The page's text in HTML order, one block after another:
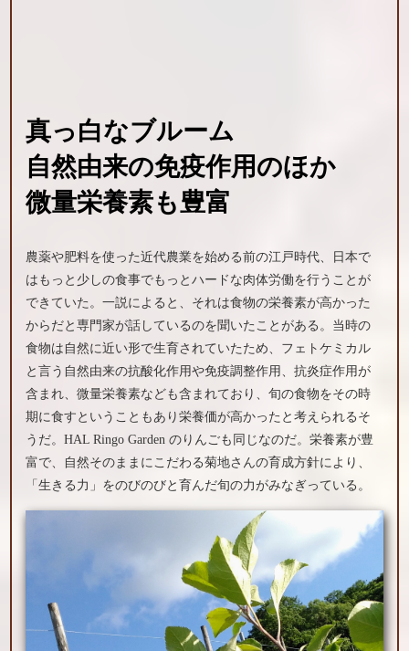
真っ白なブルーム
自然由来の免疫作用のほか
微量栄養素も豊富
農薬や肥料を使った近代農業を始める前の江戸時代、日本で
はもっと少しの食事でもっとハードな肉体労働を行うことが
できていた。一説によると、それは食物の栄養素が高かった
からだと専門家が話しているのを聞いたことがある。当時の
食物は自然に近い形で生育されていたため、フェトケミカル
と言う自然由来の抗酸化作用や免疫調整作用、抗炎症作用が
含まれ、微量栄養素なども含まれており、旬の食物をその時
期に食すということもあり栄養価が高かったと考えられるそ
うだ。HAL Ringo Garden のりんごも同じなのだ。栄養素が豊
富で、自然そのままにこだわる菊地さんの育成方針により、
「生きる力」をのびのびと育んだ旬の力がみなぎっている。